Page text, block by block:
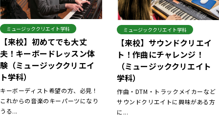
ミュージッククリエイト学科
【来校】初めてでも大丈
夫！キーボードレッスン体
験（ミュージッククリエイ
ト学科）
キーボーディスト希望の方、必見！
これからの音楽のキーパーツになり
うる...
ミュージッククリエイト学科
【来校】サウンドクリエイ
ト！作曲にチャレンジ！
（ミュージッククリエイト
学科）
作曲・DTM・トラックメイカーなど
サウンドクリエイトに興味がある方
に...